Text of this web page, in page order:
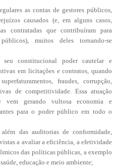
as contas de gestores públicos,
causados (e, em alguns casos,
contratadas que contribuíram para
muitos deles tornando-se
seu constitucional poder cautelar e
em licitações e contratos, quando
fraudes, corrupção,
de competitividade. Essa atuação
vem gerando vultosa economia e
para o poder público em todo o
das auditorias de conformidade,
a avaliar a eficiência, a efetividade
das políticas públicas, a exemplo
educação e meio ambiente;